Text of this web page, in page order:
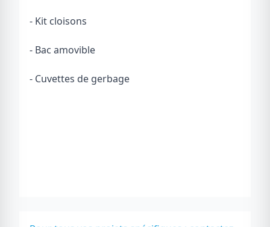
- Kit cloisons
- Bac amovible
- Cuvettes de gerbage